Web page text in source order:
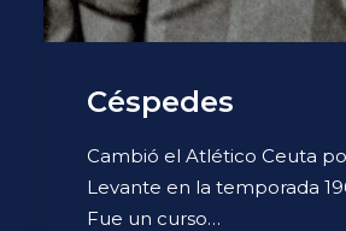
Céspedes
Cambió el Atlético Ceuta
Levante en la temporada
Fue un curso…